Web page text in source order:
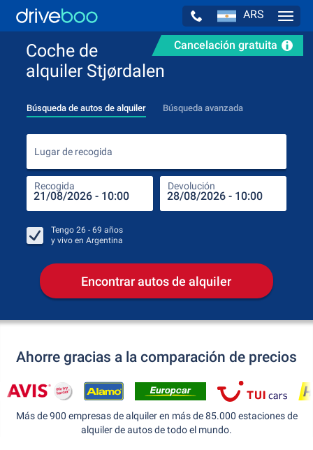
ARS
Cancelación gratuita
Coche de
alquiler Stjørdalen
Búsqueda de autos de alquiler Búsqueda avanzada
Lugar de recogida
Recogida Devolución
Tengo 26 - 69 años
y vivo en Argentina
Encontrar autos de alquiler
Ahorre gracias a la comparación de precios
Más de 900 empresas de alquiler en más de 85.000 estaciones de
alquiler de autos de todo el mundo.